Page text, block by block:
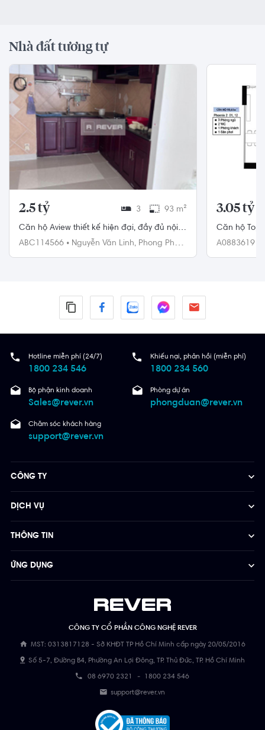
Nhà đất tương tự
2.5 tỷ 3 93 m²
Căn hộ Aview thiết kế hiện đại, đầy đủ nội
thất.
ABC114566 • Nguyễn Văn Linh, Phong Phú,
3.05 tỷ
Căn hộ
mọi tiện ích.
A0883619•
Hotline miễn phí (24/7)
1800 234 546
Khiếu nại, phản hồi (miễn phí)
1800 234 560
Bộ phận kinh doanh
Sales@rever.vn
Phòng dự án
phongduan@rever.vn
Chăm sóc khách hàng
support@rever.vn
CÔNG TY CỔ PHẦN CÔNG NGHỆ REVER
MST: 0313817128 - Sở KHĐT TP Hồ Chí Minh cấp ngày 20/05/2016
Số 5-7, Đường B4, Phường An Lợi Đông, TP. Thủ Đức, TP. Hồ Chí Minh
08 6970 2321 - 1800 234 546
support@rever.vn
CÔNG TY
DỊCH VỤ
THÔNG TIN
ỨNG DỤNG